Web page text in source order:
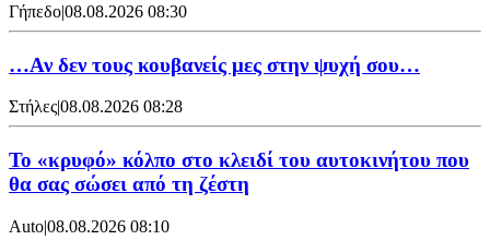
Γήπεδο|08.08.2026 08:30
…Αν δεν τους κουβανείς μες στην ψυχή σου…
Στήλες|08.08.2026 08:28
Το «κρυφό» κόλπο στο κλειδί του αυτοκινήτου που
θα σας σώσει από τη ζέστη
Auto|08.08.2026 08:10